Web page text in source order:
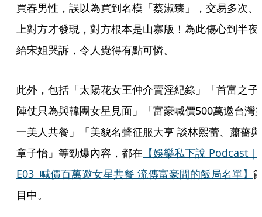
買春男性，誤以為買到名模「蔡淑臻」，交易多次、
上對方才發現，對方根本是山寨版！為此傷心到半夜
給宋姐哭訴，令人覺得有點可憐。
此外，包括「太陽花女王仲介賣淫紀錄」「首富之子
陣仗只為與韓團女星見面」「富豪喊價500萬邀台灣
一美人共餐」「美貌名聲征服大亨 談林熙蕾、蕭薔與
章子怡」等勁爆內容，都在 【娛樂私下說 Podcast｜
E03  喊價百萬邀女星共餐 流傳富豪間的飯局名單】
目中。